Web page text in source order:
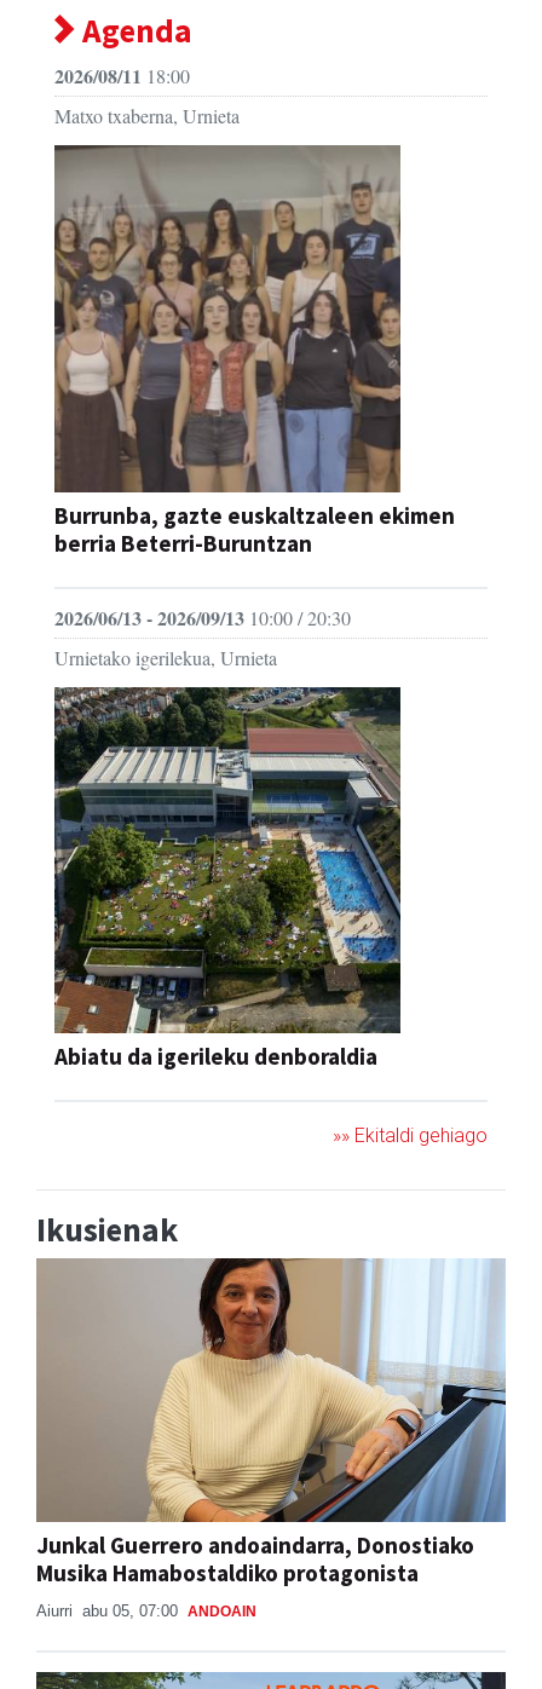
2026/08/1118:00
Burrunba, gazte euskaltzaleen ekimen
berria Beterri-Buruntzan
Abiatu da igerileku denboraldia
Junkal Guerrero andoaindarra, Donostiako
Musika Hamabostaldiko protagonista
Aiurri abu 05, 07:00